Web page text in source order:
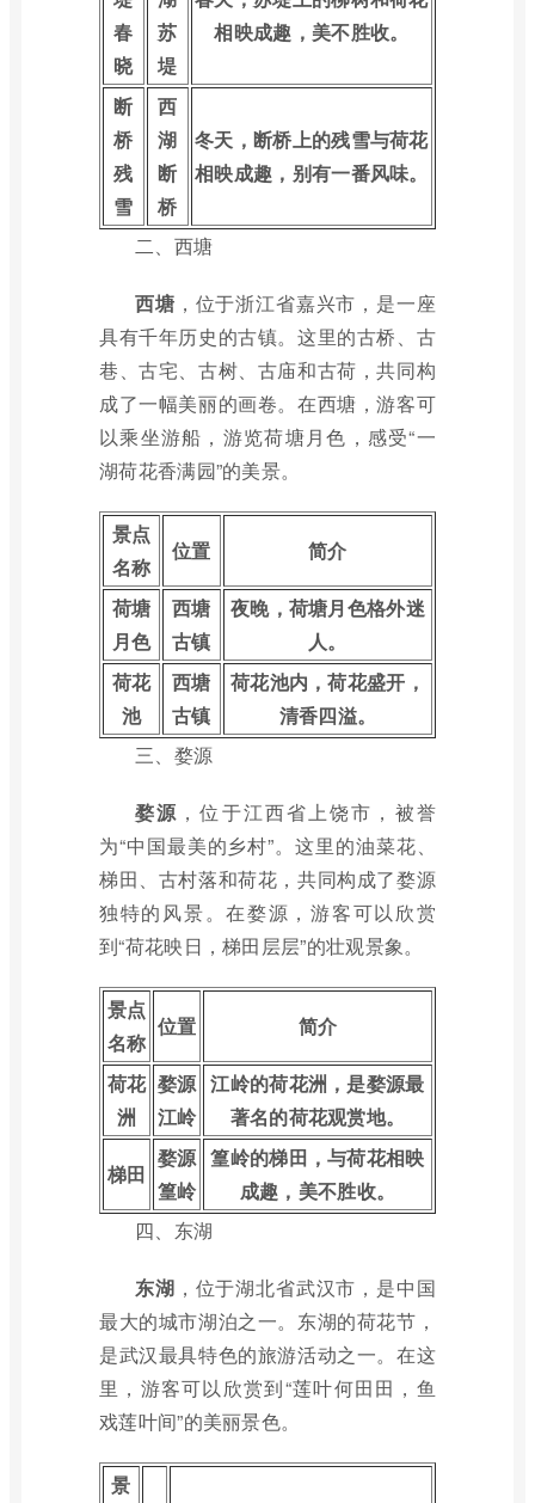
春
晓
苏
堤
相映成趣，美不胜收。
断
桥
残
雪
西
湖
断
桥
冬天，断桥上的残雪与荷花
相映成趣，别有一番风味。
二、西塘
西塘 ，位于浙江省嘉兴市，是一座
具有千年历史的古镇。这里的古桥、古
巷、古宅、古树、古庙和古荷，共同构
成了一幅美丽的画卷。在西塘，游客可
以乘坐游船，游览荷塘月色，感受“一
湖荷花香满园”的美景。
景点
名称
位置 简介
荷塘
月色
西塘
古镇
夜晚，荷塘月色格外迷
人。
荷花
池
西塘
古镇
荷花池内，荷花盛开，
清香四溢。
三、婺源
婺源 ，位于江西省上饶市，被誉
为“中国最美的乡村”。这里的油菜花、
梯田、古村落和荷花，共同构成了婺源
独特的风景。在婺源，游客可以欣赏
到“荷花映日，梯田层层”的壮观景象。
景点
名称
位置 简介
荷花
洲
婺源
江岭
江岭的荷花洲，是婺源最
著名的荷花观赏地。
梯田
婺源
篁岭
篁岭的梯田，与荷花相映
成趣，美不胜收。
四、东湖
东湖 ，位于湖北省武汉市，是中国
最大的城市湖泊之一。东湖的荷花节，
是武汉最具特色的旅游活动之一。在这
里，游客可以欣赏到“莲叶何田田，鱼
戏莲叶间”的美丽景色。
景